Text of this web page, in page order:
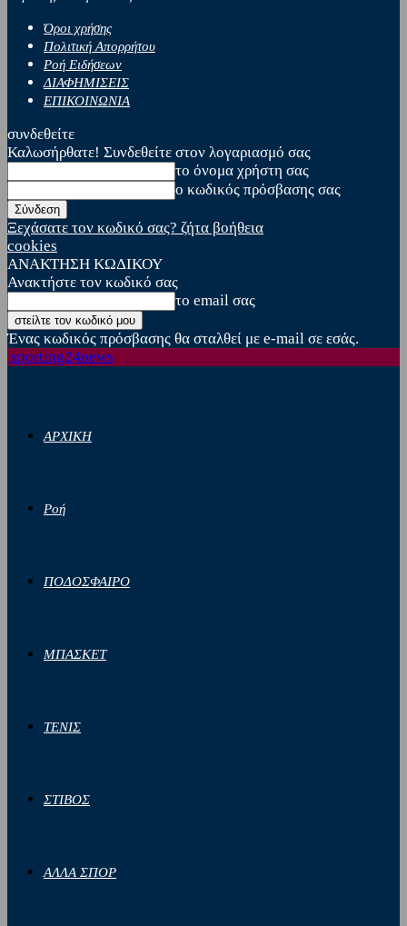
Όροι χρήσης
Πολιτική Απορρήτου
Ροή Ειδήσεων
ΔΙΑΦΗΜΙΣΕΙΣ
ΕΠΙΚΟΙΝΩΝΙΑ
συνδεθείτε
Καλωσήρθατε! Συνδεθείτε στον λογαριασμό σας
το όνομα χρήστη σας
ο κωδικός πρόσβασης σας
Ξεχάσατε τον κωδικό σας? ζήτα βοήθεια
cookies
ΑΝΑΚΤΗΣΗ ΚΩΔΙΚΟΥ
Ανακτήστε τον κωδικό σας
το email σας
Ένας κωδικός πρόσβασης θα σταλθεί με e-mail σε εσάς.
sporting24news
ΑΡΧΙΚΗ
Ροή
ΠΟΔΟΣΦΑΙΡΟ
ΜΠΑΣΚΕΤ
ΤΕΝΙΣ
ΣΤΙΒΟΣ
ΑΛΛΑ ΣΠΟΡ